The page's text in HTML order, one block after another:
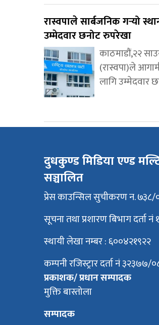
रास्वपाले सार्बजनिक गर्‍यो
उम्मेदवार छनोट रुपरेखा
काठमाडौं,२२ साउन
(रास्वपा)ले
लागि उम्मेदवार
दुधकुण्ड मिडिया एण्ड
सञ्चालित
प्रेस काउन्सिल सुचीकरण न.
सूचना तथा प्रशारण बिभाग दर्ता
स्थायी लेखा नम्बर : ६००४२१९२२
कम्पनी रजिस्ट्रार दर्ता नं ३२३७७/
प्रकाशक/ प्रधान सम्पादक
मुक्ति बास्तोला
सम्पादक